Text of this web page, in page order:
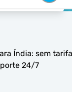
Índia: sem
24/7